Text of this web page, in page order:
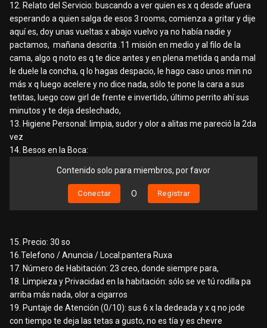
12. Relato del Servicio: buscando a ver quien es x q desde afuera
esperando a quien salga de esos 3 rooms, comienza a gritar y dije
aquí es, doy unas vueltas x abajo vuelvo ya no había nadie y
pactamos, mañana descrita .11 misión en medio y al filo de la
cama, algo q noto es q te dice antes y en plena metida q anda mal
le duele la concha, q lo hagas despacio, le hago caso unos min no
más x q luego acelere y no dice nada, sólo te pone la cara a sus
tetitas, luego cow girl de frente e invertido, último perrito ahí sus
minutos y te deja deslechado,
13. Higiene Personal: limpia, sudor y olor a alitas me pareció la 2da
vez
14. Besos en la Boca:
Contenido solo para miembros, por favor
Conectar O Registrar
15. Precio: 30 so
16.Telefono / Anuncia / Local:pantera Ruxa
17. Número de Habitación: 23 creo, donde siempre para,
18. Limpieza y Privacidad en la habitación: sólo se ve tú rodilla pa
arriba más nada, olor a cigarros
19. Puntaje de Atención (0/10): sus 6 x la dedeada y x q no jode
con tiempo te deja las tetas a gusto, no es tía y es chevre